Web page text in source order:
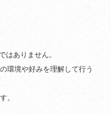
はありません。
環境や好みを理解して行う
。